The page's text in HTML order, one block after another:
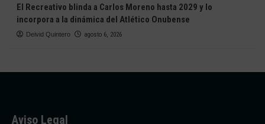
El Recreativo blinda a Carlos Moreno hasta 2029 y lo
incorpora a la dinámica del Atlético Onubense
Deivid Quintero agosto 6, 2026
Aviso Legal